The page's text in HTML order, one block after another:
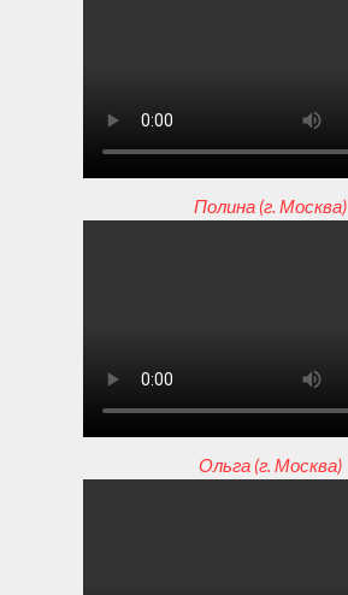
Полина (г. Москва)
Ольга (г. Москва)